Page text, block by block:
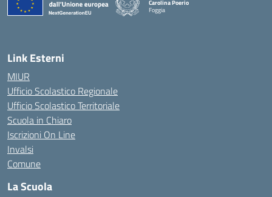
Carolina Poerio
Foggia
— Visita la pagina iniziale della scuola
Link Esterni
MIUR
Ufficio Scolastico Regionale
Ufficio Scolastico Territoriale
Scuola in Chiaro
Iscrizioni On Line
Invalsi
Comune
La Scuola